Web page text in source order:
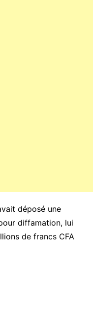
déposé une
diffamation, lui
de francs CFA